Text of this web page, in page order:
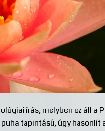
írás, melyben ez áll a
tapintású, úgy hasonlít